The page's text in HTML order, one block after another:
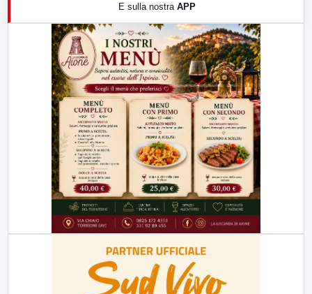
LabNews (replica)
E sulla nostra APP